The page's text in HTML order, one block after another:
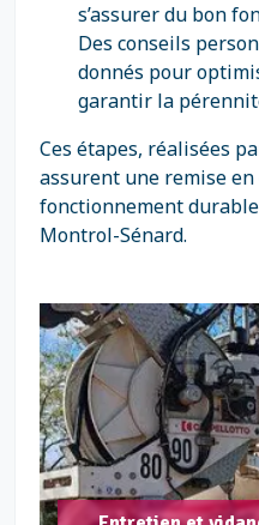
s’assurer du bon
Des conseils
donnés pour
garantir la
Ces étapes, réalisées
assurent une remise
fonctionnement
Montrol-Sénard.